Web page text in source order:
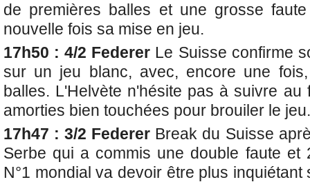
de premières balles et une grosse
nouvelle fois sa mise en jeu.
17h50 : 4/2 Federer Le Suisse confirme
sur un jeu blanc, avec, encore une
balles. L'Helvète n'hésite pas à suivre au
amorties bien touchées pour brouiler le jeu.
17h47 : 3/2 Federer Break du Suisse
Serbe qui a commis une double faute et
N°1 mondial va devoir être plus